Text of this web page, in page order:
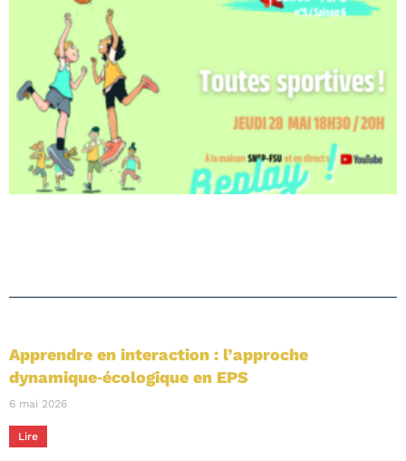
Apprendre en interaction : l’approche
dynamique‑écologique en EPS
6 mai 2026
Lire